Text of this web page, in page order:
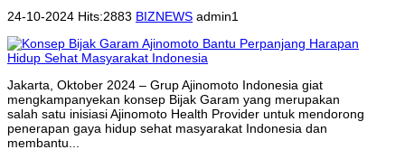
24-10-2024 Hits:2883 BIZNEWS admin1
Jakarta, Oktober 2024 – Grup Ajinomoto Indonesia giat
mengkampanyekan konsep Bijak Garam yang merupakan
salah satu inisiasi Ajinomoto Health Provider untuk mendorong
penerapan gaya hidup sehat masyarakat Indonesia dan
membantu...